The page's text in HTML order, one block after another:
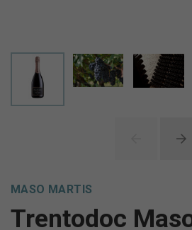
MASO MARTIS
Trentodoc